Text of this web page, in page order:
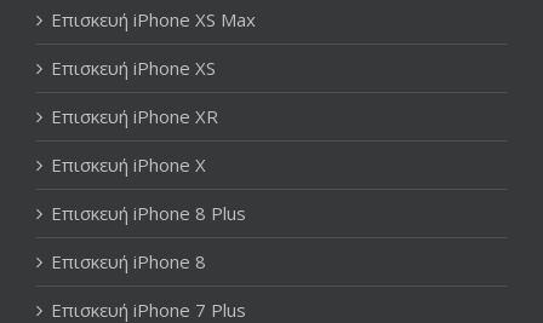
Επισκευή iPhone XS Max
Επισκευή iPhone XS
Επισκευή iPhone XR
Επισκευή iPhone X
Επισκευή iPhone 8 Plus
Επισκευή iPhone 8
Επισκευή iPhone 7 Plus